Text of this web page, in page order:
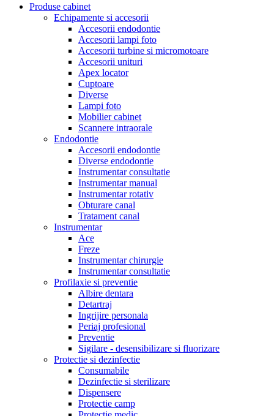
Produse cabinet
Echipamente si accesorii
Accesorii endodontie
Accesorii lampi foto
Accesorii turbine si micromotoare
Accesorii unituri
Apex locator
Cuptoare
Diverse
Lampi foto
Mobilier cabinet
Scannere intraorale
Endodontie
Accesorii endodontie
Diverse endodontie
Instrumentar consultatie
Instrumentar manual
Instrumentar rotativ
Obturare canal
Tratament canal
Instrumentar
Ace
Freze
Instrumentar chirurgie
Instrumentar consultatie
Profilaxie si preventie
Albire dentara
Detartraj
Ingrijire personala
Periaj profesional
Preventie
Sigilare - desensibilizare si fluorizare
Protectie si dezinfectie
Consumabile
Dezinfectie si sterilizare
Dispensere
Protectie camp